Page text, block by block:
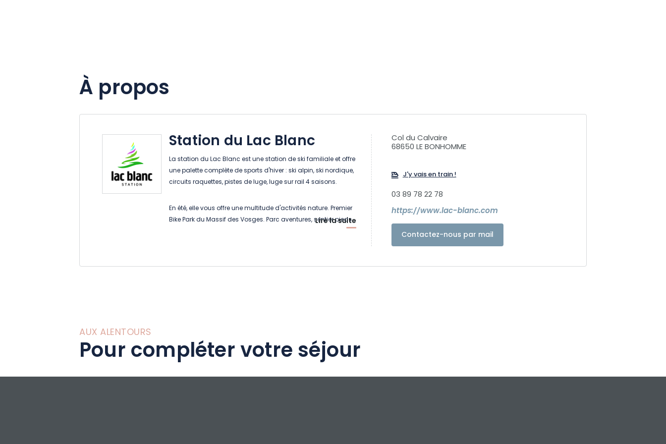
À propos
Station du Lac Blanc
La station du Lac Blanc est une station de ski familiale et offre
une palette complète de sports d'hiver : ski alpin, ski nordique,
circuits raquettes, pistes de luge, luge sur rail 4 saisons.
En été, elle vous offre une multitude d'activités nature. Premier
Bike Park du Massif des Vosges. Parc aventures, sentier pieds
Lire la suite
Col du Calvaire
68650 LE BONHOMME
J'y vais en train !
03 89 78 22 78
https://www.lac-blanc.com
Contactez-nous par mail
AUX ALENTOURS
Pour compléter votre séjour